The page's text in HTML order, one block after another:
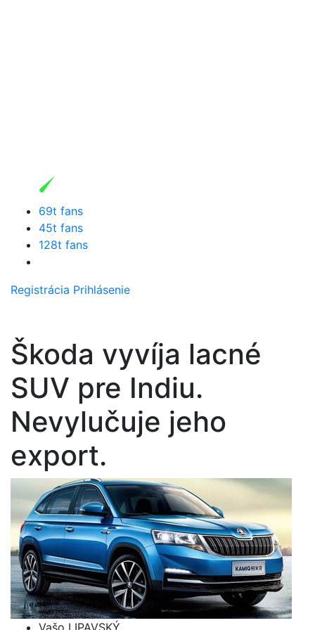
69t fans
45t fans
128t fans
Registrácia Prihlásenie
Škoda vyvíja lacné
SUV pre Indiu.
Nevylučuje jeho
export.
Vašo LIPAVSKÝ